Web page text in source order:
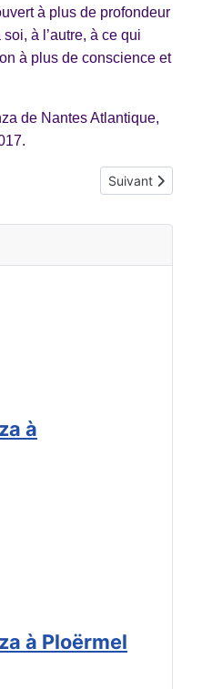
à plus de profondeur
à l’autre, à ce qui
à plus de conscience et
de Nantes Atlantique,
Article suivant
Suivant
à
à Ploërmel